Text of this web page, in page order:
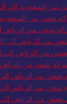
من السعودية الي
شحن من السعودية
شحن من الرياض
من الرياض الى
شحن من الرياض الي
شحن من الرياض
شحن من الرياض
شحن من الرياض
من الرياض الى